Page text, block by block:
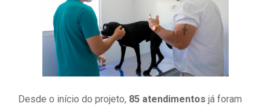
Desde o início do projeto, 85 atendimentos já foram